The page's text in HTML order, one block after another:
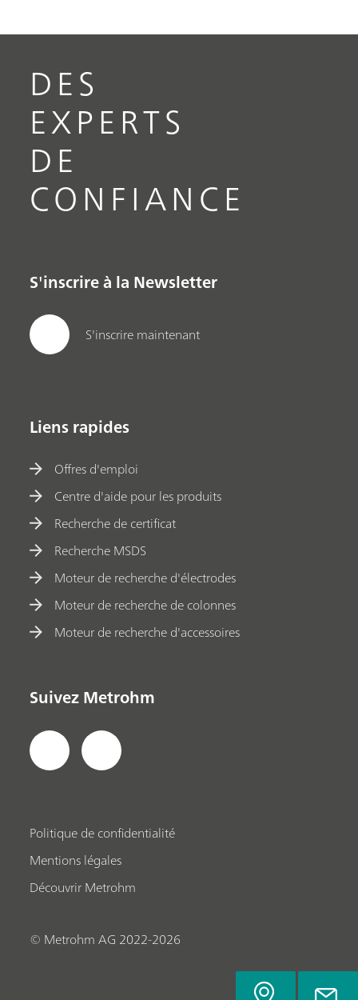
DES
EXPERTS
DE
CONFIANCE
S'inscrire à la Newsletter
S'inscrire maintenant
Liens rapides
Offres d'emploi
Centre d'aide pour les produits
Recherche de certificat
Recherche MSDS
Moteur de recherche d'électrodes
Moteur de recherche de colonnes
Moteur de recherche d'accessoires
Suivez Metrohm
Politique de confidentialité
Mentions légales
Découvrir Metrohm
© Metrohm AG 2022-2026